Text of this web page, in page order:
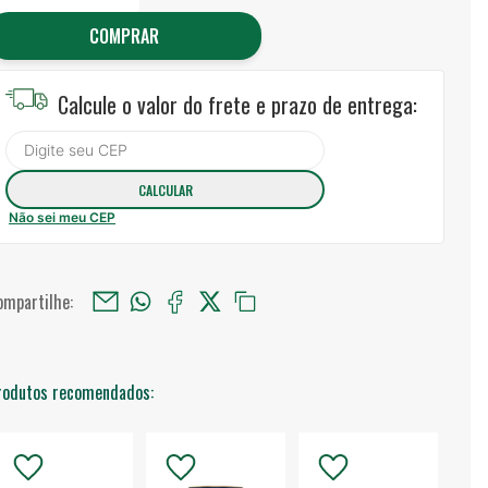
COMPRAR
Calcule o valor do frete e prazo de entrega:
Não sei meu CEP
recomendados: